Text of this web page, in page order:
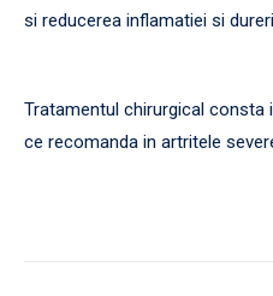
si reducerea inflamatiei si
Tratamentul chirurgical
ce recomanda in artritele